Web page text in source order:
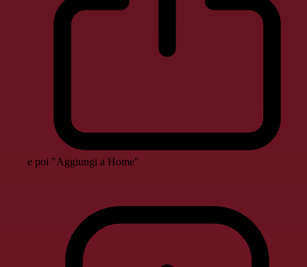
e poi "Aggiungi a Home"